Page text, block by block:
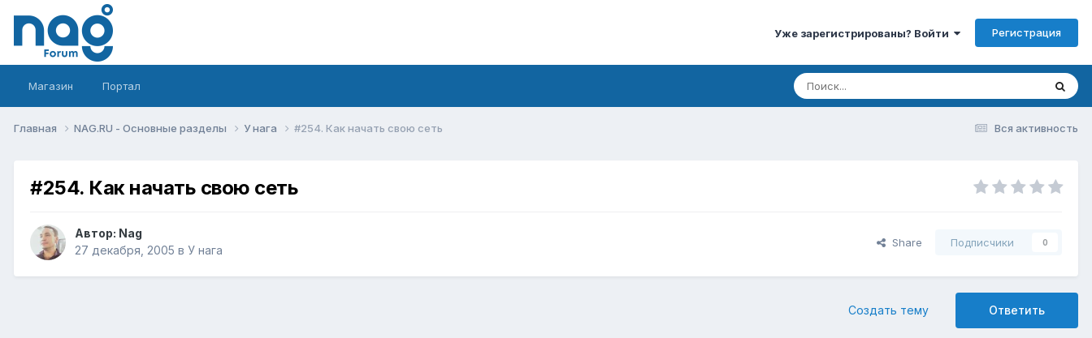
Уже зарегистрированы? Войти Регистрация
Магазин Портал
Вся активность
Главная NAG.RU - Основные разделы У нага #254. Как начать свою сеть
#254. Как начать свою сеть
Автор: Nag
27 декабря, 2005 в У нага
Share Подписчики 0
Ответить
Создать тему